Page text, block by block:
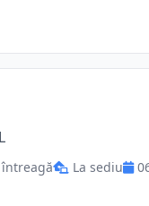
La sediu